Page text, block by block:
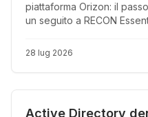
piattaforma Orizon: il
un seguito a RECON
affrontarle. E perché, per
valore sulla base RECON
28 lug 2026
Prodotto PDF
Active Directory